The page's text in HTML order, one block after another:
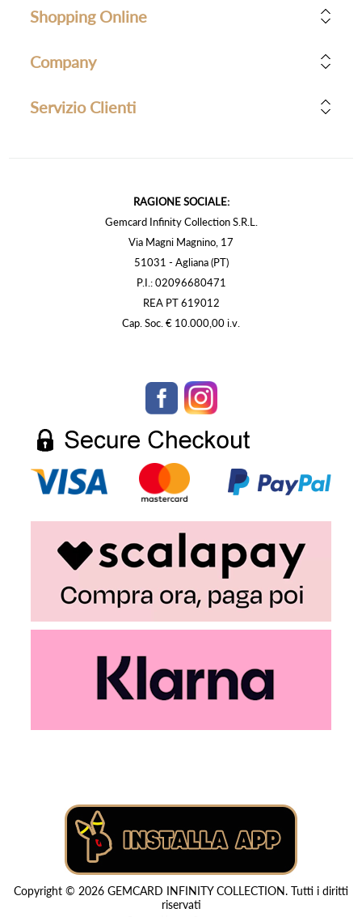
Shopping Online
Company
Servizio Clienti
RAGIONE SOCIALE:
Gemcard Infinity Collection S.R.L.
Via Magni Magnino, 17
51031 - Agliana (PT)
P.I.: 02096680471
REA PT 619012
Cap. Soc. € 10.000,00 i.v.
Copyright © 2026 GEMCARD INFINITY COLLECTION. Tutti i diritti
riservati